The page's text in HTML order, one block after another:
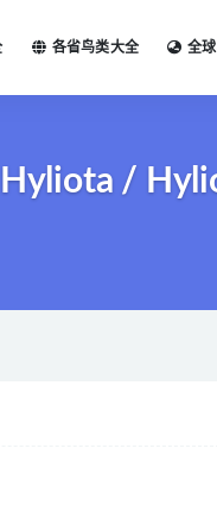
各省鸟类大全 全
/